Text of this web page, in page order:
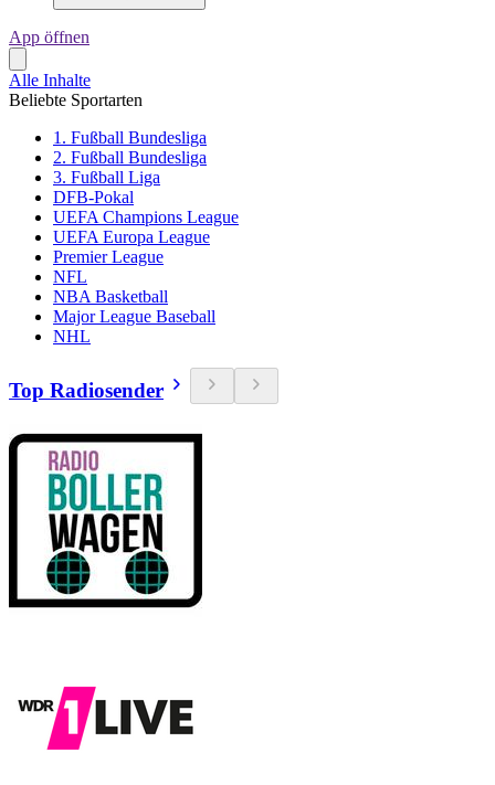
App öffnen
Alle Inhalte
Beliebte Sportarten
1. Fußball Bundesliga
2. Fußball Bundesliga
3. Fußball Liga
DFB-Pokal
UEFA Champions League
UEFA Europa League
Premier League
NFL
NBA Basketball
Major League Baseball
NHL
Top Radiosender